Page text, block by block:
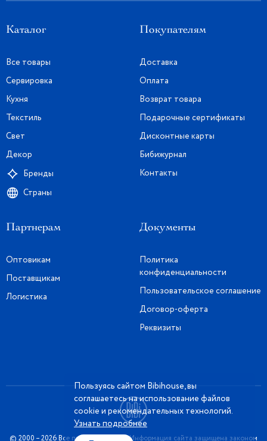
Каталог
Все товары
Сервировка
Кухня
Текстиль
Свет
Декор
Бренды
Страны
Покупателям
Доставка
Оплата
Возврат товара
Подарочные сертификаты
Дисконтные карты
Бибижурнал
Контакты
Партнерам
Оптовикам
Поставщикам
Логистика
Документы
Политика
конфиденциальности
Пользовательское соглашение
Договор-оферта
Реквизиты
© 2000 – 2026 Все права защищены. Информация сайта защищена законом
Пользуясь сайтом Bibihouse, вы
соглашаетесь на использование файлов
cookie и рекомендательных технологий.
Узнать подробнее